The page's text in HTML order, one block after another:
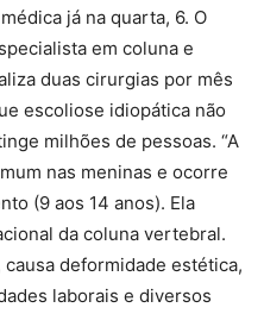
já na quarta, 6. O
em coluna e
duas cirurgias por mês
escoliose idiopática não
milhões de pessoas. “A
nas meninas e ocorre
(9 aos 14 anos). Ela
da coluna vertebral.
deformidade estética,
laborais e diversos